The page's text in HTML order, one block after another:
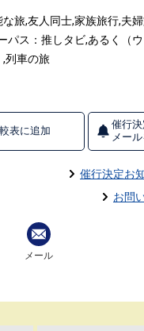
旅,友人同士,家族旅行,夫
パス：推しタビ,あるく（
,列車の旅
表に追加
催行
メー
催行決定お
お問
メール